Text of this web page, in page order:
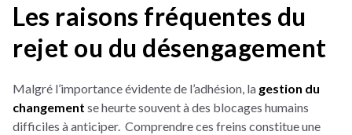
Les raisons fréquentes du
rejet ou du désengagement
Malgré l’importance évidente de l’adhésion, la gestion du
changement se heurte souvent à des blocages humains
difficiles à anticiper. Comprendre ces freins constitue une